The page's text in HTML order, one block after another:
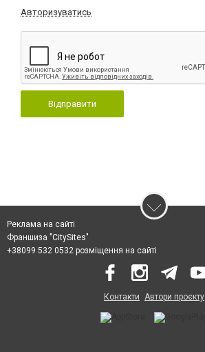
Авторизуватись
Відправити
Реклама на сайті
Франшиза "CitySites"
+38099 532 0532 розміщення на сайті
Контакти Автори проєкту